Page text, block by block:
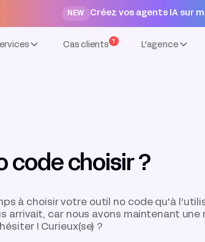
NEW Créez vos agents IA sur
Cas clients
1
L'agence
code choisir ?
à choisir votre outil no code qu'à
arrivait, car nous avons maintenant
! Curieux(se) ?